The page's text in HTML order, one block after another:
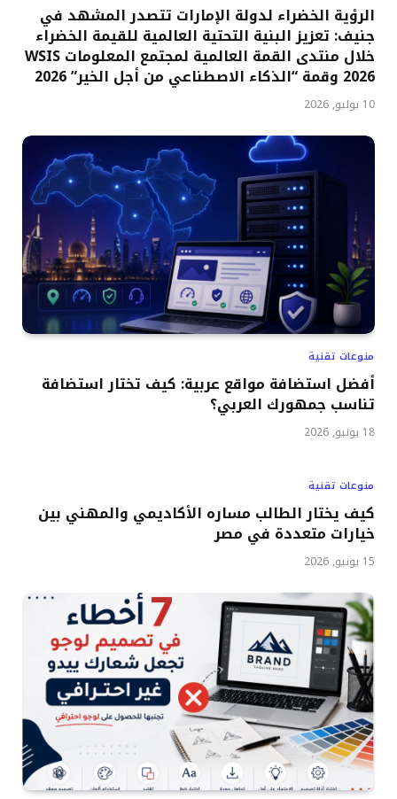
الرؤية الخضراء لدولة الإمارات تتصدر المشهد في
جنيف: تعزيز البنية التحتية العالمية للقيمة الخضراء
خلال منتدى القمة العالمية لمجتمع المعلومات WSIS
2026 وقمة “الذكاء الاصطناعي من أجل الخير” 2026
10 يوليو, 2026
منوعات تقنية
أفضل استضافة مواقع عربية: كيف تختار استضافة
تناسب جمهورك العربي؟
18 يونيو, 2026
منوعات تقنية
كيف يختار الطالب مساره الأكاديمي والمهني بين
خيارات متعددة في مصر
15 يونيو, 2026